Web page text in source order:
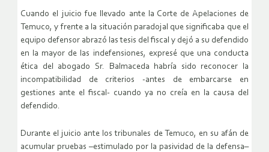
Cuando el juicio fue llevado ante la Corte de Apelaciones de
Temuco, y frente a la situación paradojal que significaba que el
equipo defensor abrazó las tesis del fiscal y dejó a su defendido
en la mayor de las indefensiones, expresé que una conducta
ética del abogado Sr. Balmaceda habría sido reconocer la
incompatibilidad de criterios -antes de embarcarse en
gestiones ante el fiscal- cuando ya no creía en la causa del
defendido.
Durante el juicio ante los tribunales de Temuco, en su afán de
acumular pruebas –estimulado por la pasividad de la defensa–